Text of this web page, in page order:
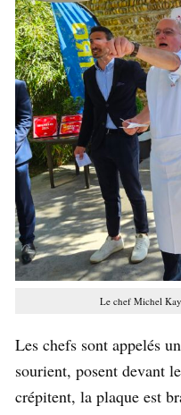
Le chef Michel
Les chefs sont appelés
sourient, posent devant
crépitent, la plaque est